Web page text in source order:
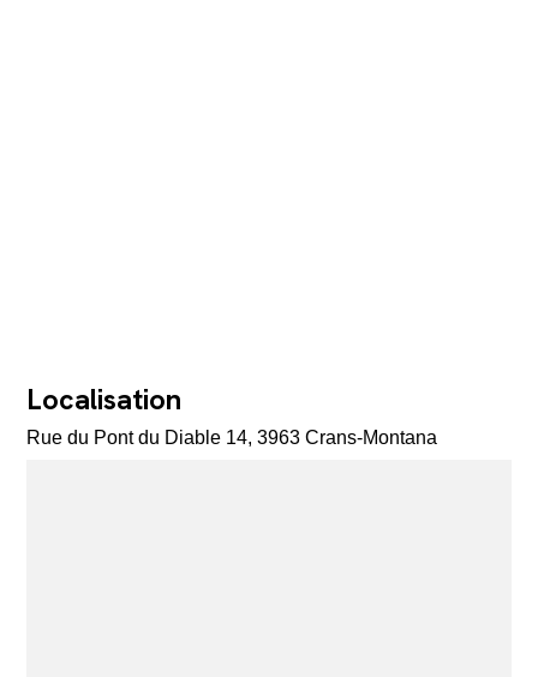
Localisation
Rue du Pont du Diable 14, 3963 Crans-Montana